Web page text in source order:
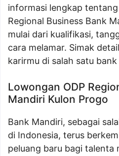
informasi lengkap
Regional Business Bank
mulai dari kualifikasi,
cara melamar. Simak
karirmu di salah satu
Lowongan ODP
Mandiri Kulon Progo
Bank Mandiri, sebagai
di Indonesia, terus
peluang baru bagi talenta